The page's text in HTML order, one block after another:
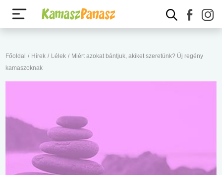
Főoldal / Hírek / Lélek / Miért azokat bántjuk, akiket szeretünk? Új regény
kamaszoknak